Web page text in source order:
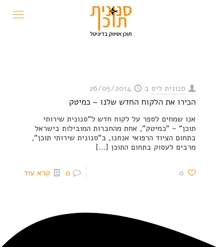
סנונית ליס ב 26/05/2014
הכירו את הלקוח החדש שלנו – כמיטק
אנו שמחים לספר על לקוח חדש ל"סנונית שירותי
תוכן" – "כמיטק", אחת מהחברות המובילות בישראל
בתחום הציוד הרפואי אנחנו, ב"סנונית שירותי תוכן",
מרבים לעסוק בתחום התוכן […]
0
0 קרא עוד